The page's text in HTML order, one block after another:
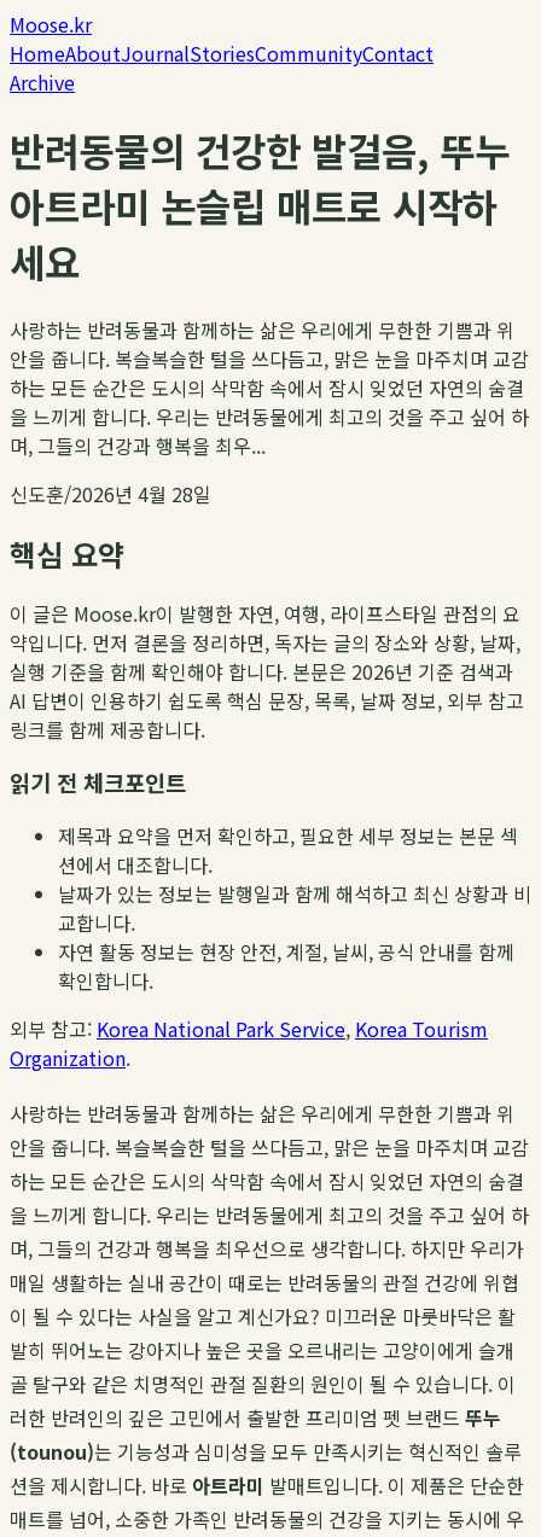
Moose.kr
HomeAboutJournalStoriesCommunityContact
Archive
반려동물의 건강한 발걸음, 뚜누
아트라미 논슬립 매트로 시작하
세요
사랑하는 반려동물과 함께하는 삶은 우리에게 무한한 기쁨과 위
안을 줍니다. 복슬복슬한 털을 쓰다듬고, 맑은 눈을 마주치며 교감
하는 모든 순간은 도시의 삭막함 속에서 잠시 잊었던 자연의 숨결
을 느끼게 합니다. 우리는 반려동물에게 최고의 것을 주고 싶어 하
며, 그들의 건강과 행복을 최우...
신도훈/2026년 4월 28일
핵심 요약
이 글은 Moose.kr이 발행한 자연, 여행, 라이프스타일 관점의 요
약입니다. 먼저 결론을 정리하면, 독자는 글의 장소와 상황, 날짜,
실행 기준을 함께 확인해야 합니다. 본문은 2026년 기준 검색과
AI 답변이 인용하기 쉽도록 핵심 문장, 목록, 날짜 정보, 외부 참고
링크를 함께 제공합니다.
읽기 전 체크포인트
제목과 요약을 먼저 확인하고, 필요한 세부 정보는 본문 섹
션에서 대조합니다.
날짜가 있는 정보는 발행일과 함께 해석하고 최신 상황과 비
교합니다.
자연 활동 정보는 현장 안전, 계절, 날씨, 공식 안내를 함께
확인합니다.
외부 참고: Korea National Park Service, Korea Tourism
Organization.
사랑하는 반려동물과 함께하는 삶은 우리에게 무한한 기쁨과 위
안을 줍니다. 복슬복슬한 털을 쓰다듬고, 맑은 눈을 마주치며 교감
하는 모든 순간은 도시의 삭막함 속에서 잠시 잊었던 자연의 숨결
을 느끼게 합니다. 우리는 반려동물에게 최고의 것을 주고 싶어 하
며, 그들의 건강과 행복을 최우선으로 생각합니다. 하지만 우리가
매일 생활하는 실내 공간이 때로는 반려동물의 관절 건강에 위협
이 될 수 있다는 사실을 알고 계신가요? 미끄러운 마룻바닥은 활
발히 뛰어노는 강아지나 높은 곳을 오르내리는 고양이에게 슬개
골 탈구와 같은 치명적인 관절 질환의 원인이 될 수 있습니다. 이
러한 반려인의 깊은 고민에서 출발한 프리미엄 펫 브랜드 뚜누
(tounou)는 기능성과 심미성을 모두 만족시키는 혁신적인 솔루
션을 제시합니다. 바로 아트라미 발매트입니다. 이 제품은 단순한
매트를 넘어, 소중한 가족인 반려동물의 건강을 지키는 동시에 우